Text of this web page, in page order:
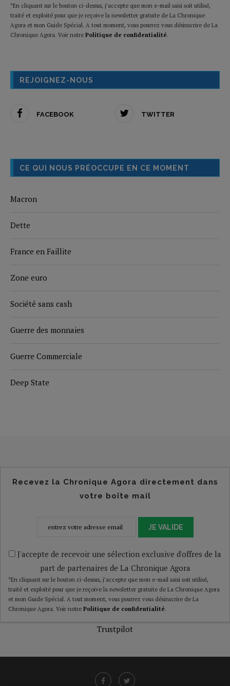
*En cliquant sur le bouton ci-dessus, j’accepte que mon e-mail saisi soit utilisé,
traité et exploité pour que je reçoive la newsletter gratuite de La Chronique
Agora et mon Guide Spécial. A tout moment, vous pourrez vous désinscrire de La
Chronique Agora. Voir notre Politique de confidentialité.
REJOIGNEZ-NOUS
FACEBOOK TWITTER
CE QUI NOUS PRÉOCCUPE EN CE MOMENT
Macron
Dette
France en Faillite
Zone euro
Société sans cash
Guerre des monnaies
Guerre Commerciale
Deep State
Recevez la Chronique Agora directement dans
votre boîte mail
JE VALIDE
J'accepte de recevoir une sélection exclusive d'offres de la
part de partenaires de La Chronique Agora
*En cliquant sur le bouton ci-dessus, j’accepte que mon e-mail saisi soit utilisé,
traité et exploité pour que je reçoive la newsletter gratuite de La Chronique Agora
et mon Guide Spécial. A tout moment, vous pourrez vous désinscrire de La
Chronique Agora. Voir notre Politique de confidentialité.
Trustpilot